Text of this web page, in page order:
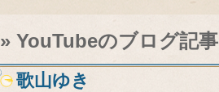
» YouTubeのブログ記事
歌山ゆき